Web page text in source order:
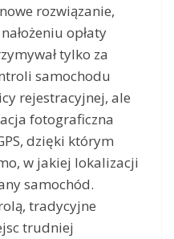
rozwiązanie,
opłaty
tylko za
samochodu
rejestracyjnej, ale
fotograficzna
dzięki którym
w jakiej lokalizacji
samochód.
tradycyjne
trudniej